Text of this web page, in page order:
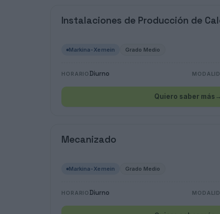
Instalaciones de Producción de
Markina-Xemein Grado Medio
HORARIO Diurno
Quiero saber más →
Mecanizado
Markina-Xemein Grado Medio
HORARIO Diurno